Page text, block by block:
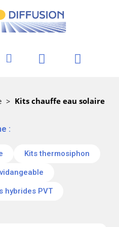
> Kits chauffe eau solaire
:
Kits thermosiphon
hybrides PVT